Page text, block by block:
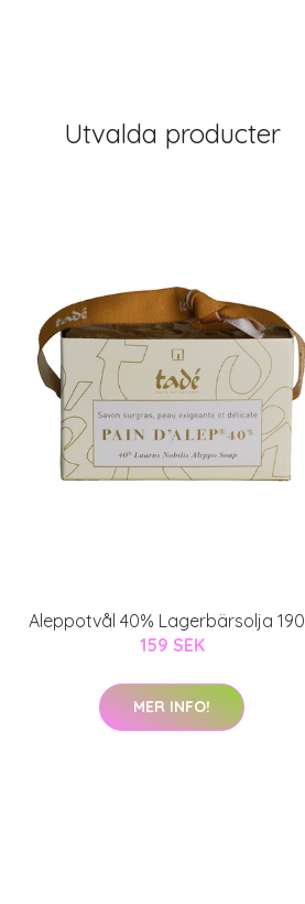
Utvalda producter
Aleppotvål 40% Lagerbärsolja
159 SEK
MER INFO!